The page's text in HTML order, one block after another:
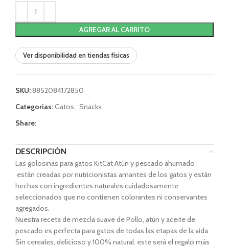
AGREGAR AL CARRITO
Ver disponibilidad en tiendas físicas
SKU:8852084172850
Categorías:Gatos, Snacks
Share:
DESCRIPCIÓN
Las golosinas para gatos KitCat Atún y pescado ahumado
están creadas por nutricionistas amantes de los gatos y están
hechas con ingredientes naturales cuidadosamente
seleccionados que no contienen colorantes ni conservantes
agregados.
Nuestra receta de mezcla suave de Pollo, atún y aceite de
pescado es perfecta para gatos de todas las etapas de la vida.
Sin cereales, delicioso y 100% natural: este será el regalo más